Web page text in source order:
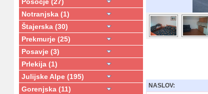
Notranjska (1)
Štajerska (30)
Prekmurje (25)
Posavje (3)
Prlekija (1)
Julijske Alpe (195)
Gorenjska (11)
NASLOV: